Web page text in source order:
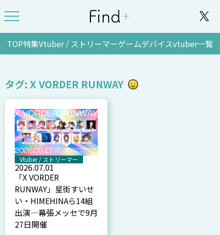
TOP特集Vtuber / ストリーマーゲームデバイスvtuber一覧
タグ: X VORDER RUNWAY
Vtuber / ストリーマー
2026.07.01
「X VORDER
RUNWAY」星街すいせ
い・HIMEHINAら14組
出演—幕張メッセで9月
27日開催